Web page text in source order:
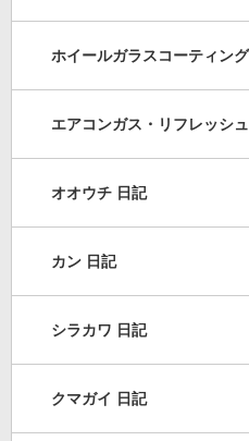
ホイールガラスコーティング
エアコンガス・リフレッシュ
オオウチ 日記
カン 日記
シラカワ 日記
クマガイ 日記